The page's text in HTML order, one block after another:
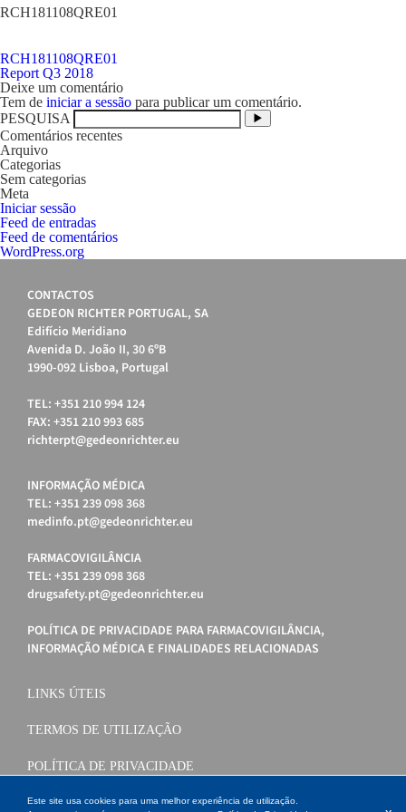
RCH181108QRE01
RCH181108QRE01
Navegação
de
artigos
Report Q3 2018
Deixe um comentário
Tem de iniciar a sessão para publicar um comentário.
PESQUISA
Comentários recentes
Arquivo
Categorias
Sem categorias
Meta
Iniciar sessão
Feed de entradas
Feed de comentários
WordPress.org
CONTACTOS
GEDEON RICHTER PORTUGAL, SA
Edifício Meridiano
Avenida D. João II, 30 6ºB
1990-092 Lisboa, Portugal
TEL: +351 210 994 124
FAX: +351 210 993 685
richterpt@gedeonrichter.eu
INFORMAÇÃO MÉDICA
TEL: +351 239 098 368
medinfo.pt@gedeonrichter.eu
FARMACOVIGILÂNCIA
TEL: +351 239 098 368
drugsafety.pt@gedeonrichter.eu
POLÍTICA DE PRIVACIDADE PARA FARMACOVIGILÂNCIA,
INFORMAÇÃO MÉDICA E FINALIDADES RELACIONADAS
LINKS ÚTEIS
TERMOS DE UTILIZAÇÃO
POLÍTICA DE PRIVACIDADE
POLÍTICA DE COOKIES
Este site usa cookies para uma melhor experiência de utilização.